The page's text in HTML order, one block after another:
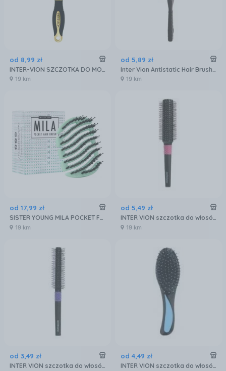
od 8,99 zł
INTER-VION SZCZOTKA DO MODELOWANIA WŁOSÓW 499010
19 km
od 5,89 zł
Inter Vion Antistatic Hair Brush szczotka przelotowa dwustronna z gumową rączką
19 km
od 17,99 zł
SISTER YOUNG MILA POCKET FRESH MINT BV - Mini szczotka z włosiem dzika zielona
19 km
od 5,49 zł
INTER VION szczotka do włosów okrągła 499729
19 km
od 3,49 zł
INTER VION szczotka do włosów okrągła 499731
od 4,49 zł
INTER VION szczotka do włosów łezka duża 499725